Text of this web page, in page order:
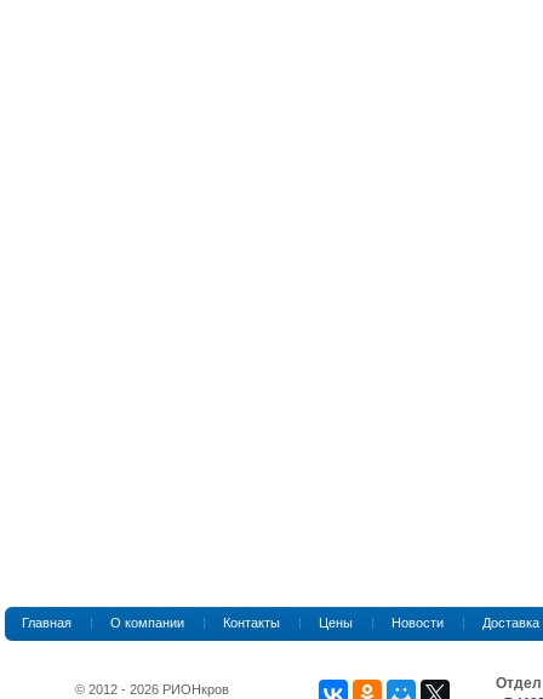
Главная О компании Контакты Цены Новости Доставка
© 2012 - 2026 РИОНкров